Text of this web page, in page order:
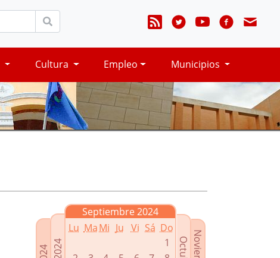
Cultura Empleo Municipios
Septiembre 2024
Lu MaMi Ju Vi Sá Do
1